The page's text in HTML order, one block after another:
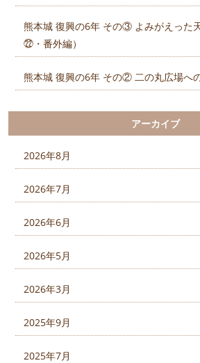
熊本城 復興の6年 その③ よみがえった
㉒・番外編）
熊本城 復興の6年 その② 二の丸広場へ
アーカイブ
2026年8月
2026年7月
2026年6月
2026年5月
2026年3月
2025年9月
2025年7月